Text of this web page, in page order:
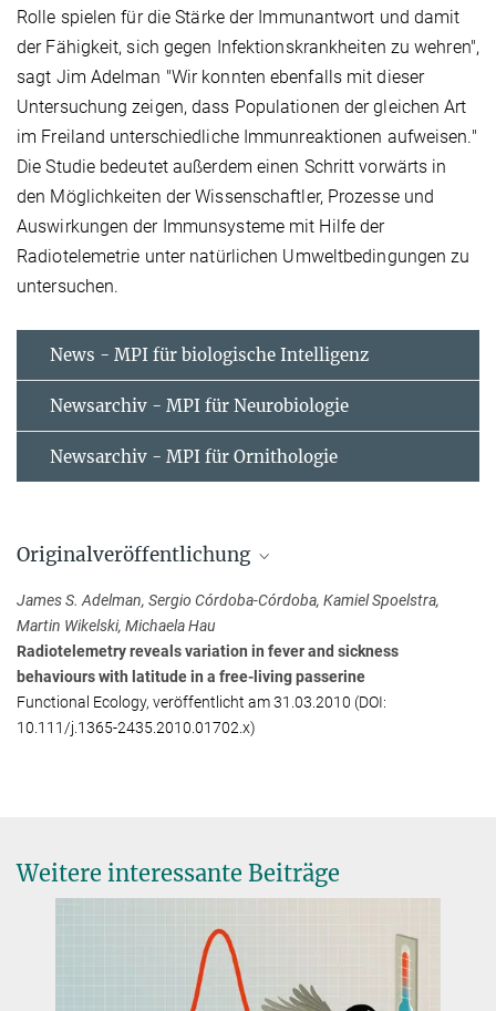
Rolle spielen für die Stärke der Immunantwort und damit
der Fähigkeit, sich gegen Infektionskrankheiten zu wehren",
sagt Jim Adelman "Wir konnten ebenfalls mit dieser
Untersuchung zeigen, dass Populationen der gleichen Art
im Freiland unterschiedliche Immunreaktionen aufweisen."
Die Studie bedeutet außerdem einen Schritt vorwärts in
den Möglichkeiten der Wissenschaftler, Prozesse und
Auswirkungen der Immunsysteme mit Hilfe der
Radiotelemetrie unter natürlichen Umweltbedingungen zu
untersuchen.
News - MPI für biologische Intelligenz
Newsarchiv - MPI für Neurobiologie
Newsarchiv - MPI für Ornithologie
Originalveröffentlichung
James S. Adelman, Sergio Córdoba-Córdoba, Kamiel Spoelstra,
Martin Wikelski, Michaela Hau
Radiotelemetry reveals variation in fever and sickness
behaviours with latitude in a free-living passerine
Functional Ecology, veröffentlicht am 31.03.2010 (DOI:
10.111/j.1365-2435.2010.01702.x)
Weitere interessante Beiträge